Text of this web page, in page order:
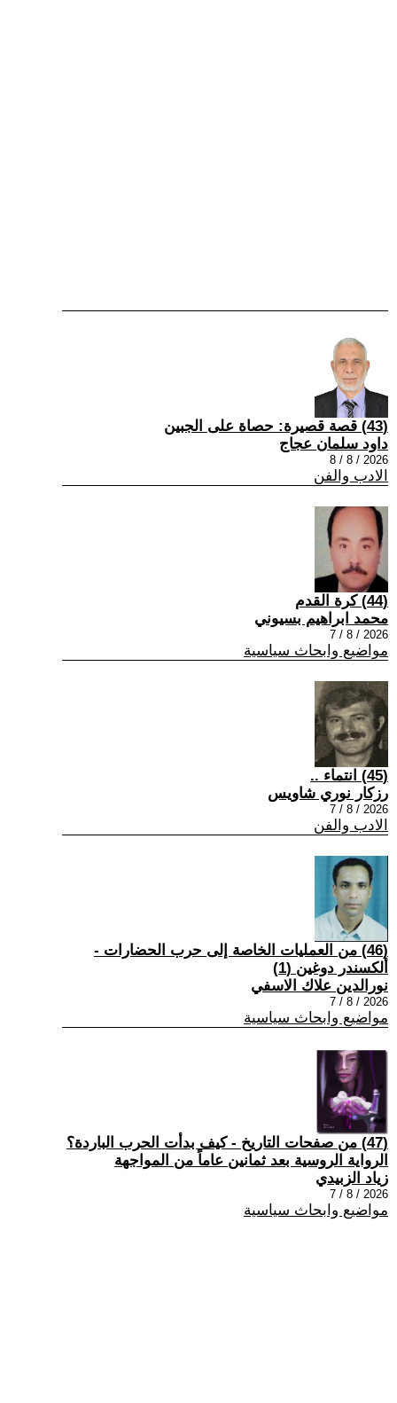
(43) قصة قصيرة: حصاة على الجبين
داود سلمان عجاج
2026 / 8 / 8
الادب والفن
(44) كرة القدم
محمد ابراهيم بسيوني
2026 / 8 / 7
مواضيع وابحاث سياسية
(45) انتماء ..
رزكار نوري شاويس
2026 / 8 / 7
الادب والفن
(46) من العمليات الخاصة إلى حرب الحضارات -
ألكسندر دوغين (1)
نورالدين علاك الاسفي
2026 / 8 / 7
مواضيع وابحاث سياسية
(47) من صفحات التاريخ - كيف بدأت الحرب الباردة؟
الرواية الروسية بعد ثمانين عاماً من المواجهة
زياد الزبيدي
2026 / 8 / 7
مواضيع وابحاث سياسية